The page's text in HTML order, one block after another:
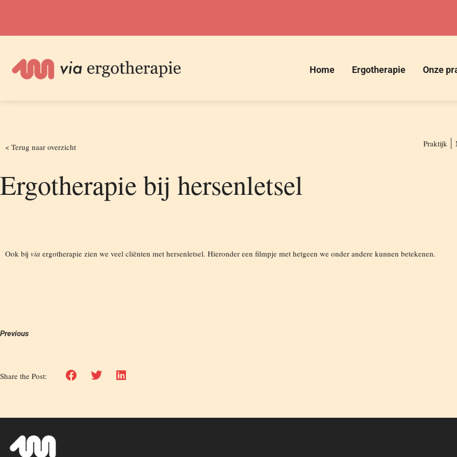
Home Ergotherapie Onze
< Terug naar overzicht Praktijk
Ergotherapie bij hersenletsel
Ook bij via ergotherapie zien we veel cliënten met hersenletsel. Hieronder een filmpje met hetgeen we onder andere kunnen betekenen.
Previous
Share the Post: